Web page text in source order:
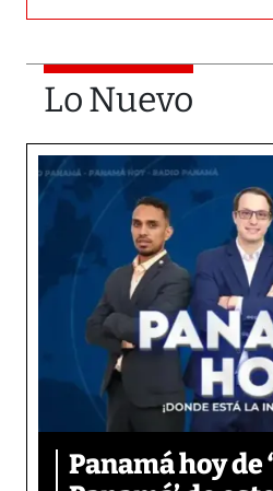
Lo Nuevo
Panamá hoy de